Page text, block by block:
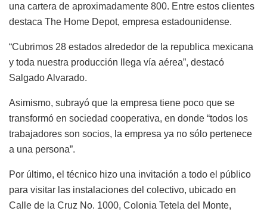
una cartera de aproximadamente 800. Entre estos clientes
destaca The Home Depot, empresa estadounidense.
“Cubrimos 28 estados alrededor de la republica mexicana
y toda nuestra producción llega vía aérea”, destacó
Salgado Alvarado.
Asimismo, subrayó que la empresa tiene poco que se
transformó en sociedad cooperativa, en donde “todos los
trabajadores son socios, la empresa ya no sólo pertenece
a una persona”.
Por último, el técnico hizo una invitación a todo el público
para visitar las instalaciones del colectivo, ubicado en
Calle de la Cruz No. 1000, Colonia Tetela del Monte,